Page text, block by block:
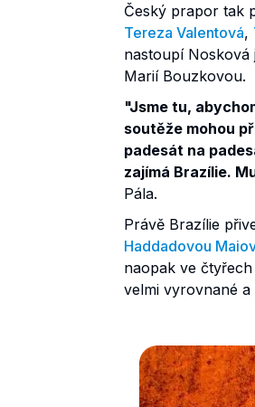
Český prapor tak
Tereza Valentová,
nastoupí Nosková
Marií Bouzkovou.
"Jsme tu,
soutěže mohou
padesát na
zajímá Brazílie.
Pála.
Právě Brazílie
Haddadovou
naopak ve
velmi vyrovnané